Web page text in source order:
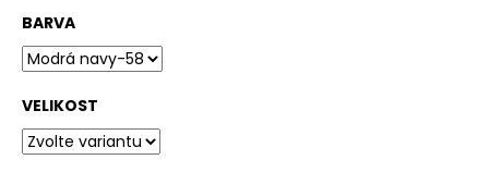
BARVA
VELIKOST
o
r
u
č
u
j